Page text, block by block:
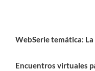
WebSerie temática:
Encuentros virtuales